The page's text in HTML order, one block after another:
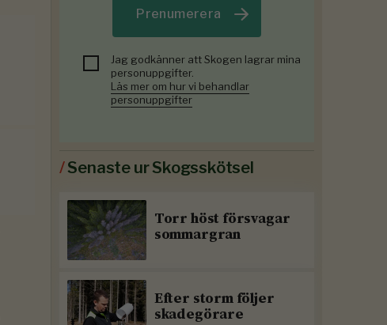
Prenumerera
Jag godkänner att Skogen lagrar mina
personuppgifter.
Läs mer om hur vi behandlar
personuppgifter
/Senaste ur Skogsskötsel
Torr höst försvagar
sommargran
Efter storm följer
skadegörare